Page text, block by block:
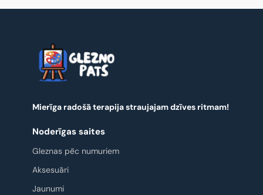
Mierīga radošā terapija straujajam dzīves ritmam!
Noderīgas saites
Gleznas pēc numuriem
Aksesuāri
Jaunumi